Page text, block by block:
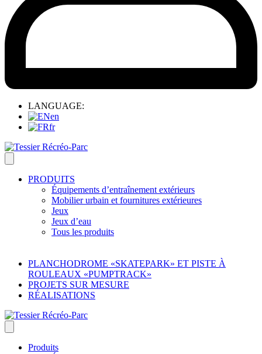
LANGUAGE:
en
fr
PRODUITS
Équipements d’entraînement extérieurs
Mobilier urbain et fournitures extérieures
Jeux
Jeux d’eau
Tous les produits
PLANCHODROME «SKATEPARK» ET PISTE À
ROULEAUX «PUMPTRACK»
PROJETS SUR MESURE
RÉALISATIONS
Produits